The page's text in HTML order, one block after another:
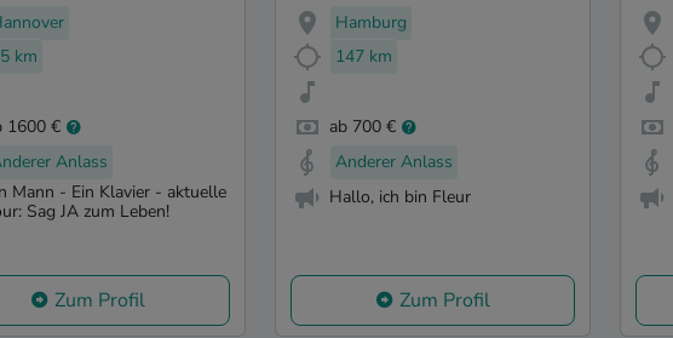
km
1600 €
Anlass
Mann - Ein Klavier - aktuelle
Sag JA zum Leben!
Zum Profil
Hamburg
147 km
ab 700 €
Anderer Anlass
Hallo, ich bin Fleur
Zum Profil